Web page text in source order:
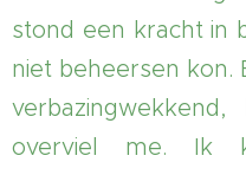
stond een kracht in
niet beheersen kon.
overviel me. Ik